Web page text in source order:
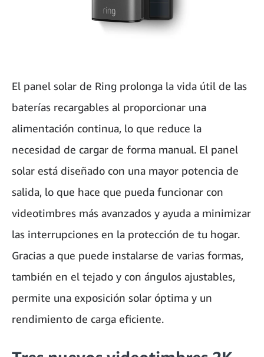
El panel solar de Ring prolonga la vida útil de las
baterías recargables al proporcionar una
alimentación continua, lo que reduce la
necesidad de cargar de forma manual. El panel
solar está diseñado con una mayor potencia de
salida, lo que hace que pueda funcionar con
videotimbres más avanzados y ayuda a minimizar
las interrupciones en la protección de tu hogar.
Gracias a que puede instalarse de varias formas,
también en el tejado y con ángulos ajustables,
permite una exposición solar óptima y un
rendimiento de carga eficiente.